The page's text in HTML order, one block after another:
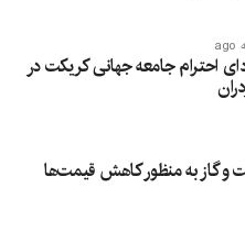
احترام جامعه جهانی کریکت در
و گاز به منظور کاهش قیمت‌ها